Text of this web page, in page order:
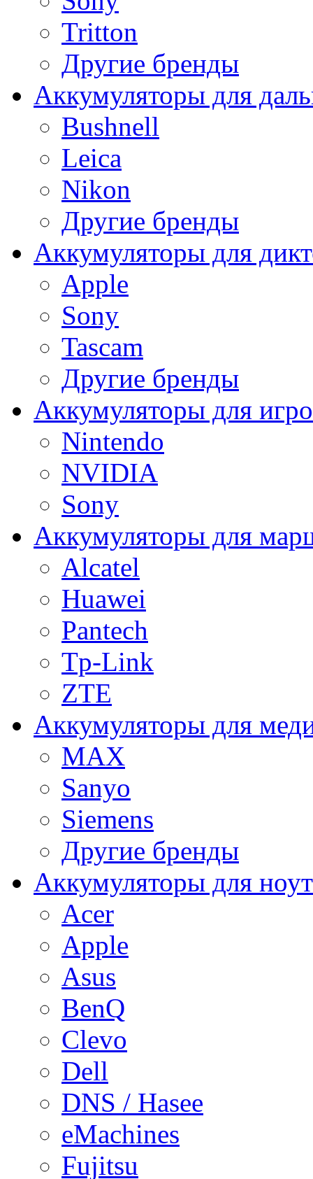
Tritton
Другие бренды
Аккумуляторы для
Bushnell
Leica
Nikon
Другие бренды
Аккумуляторы для
Apple
Sony
Tascam
Другие бренды
Аккумуляторы для
Nintendo
NVIDIA
Sony
Аккумуляторы для
Alcatel
Huawei
Pantech
Tp-Link
ZTE
Аккумуляторы для
MAX
Sanyo
Siemens
Другие бренды
Аккумуляторы для
Acer
Apple
Asus
BenQ
Clevo
Dell
DNS / Hasee
eMachines
Fujitsu